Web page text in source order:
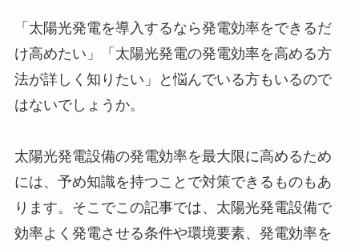
「太陽光発電を導入するなら発電効率をできるだ
け高めたい」「太陽光発電の発電効率を高める方
法が詳しく知りたい」と悩んでいる方もいるので
はないでしょうか。
太陽光発電設備の発電効率を最大限に高めるため
には、予め知識を持つことで対策できるものもあ
ります。そこでこの記事では、太陽光発電設備で
効率よく発電させる条件や環境要素、発電効率を